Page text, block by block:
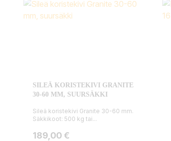
SILEÄ KORISTEKIVI GRANITE
30-60 MM, SUURSÄKKI
Sileä koristekivi Granite 30-60 mm.
Säkkikoot: 500 kg tai...
Hinta
189,00 €